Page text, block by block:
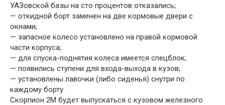
УАЗовской базы на сто процентов отказались;
— откидной борт заменен на две кормовые двери с
окнами;
— запасное колесо установлено на правой кормовой
части корпуса;
— для спуска-поднятия колеса имеется спецблок;
— появились ступени для входа-выхода в кузов;
— установлены лавочки (либо сиденья) снутри по
каждому борту.
Скорпион 2М будет выпускаться с кузовом железного